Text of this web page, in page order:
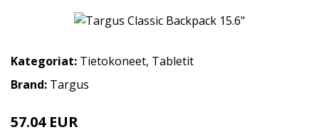
Kategoriat: Tietokoneet, Tabletit
Brand: Targus
57.04 EUR